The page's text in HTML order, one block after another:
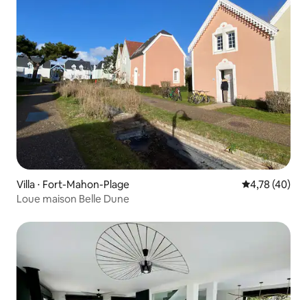
Villa ⋅ Fort-Mahon-Plage Évaluation
4,78 (40)
Loue maison Belle Dune